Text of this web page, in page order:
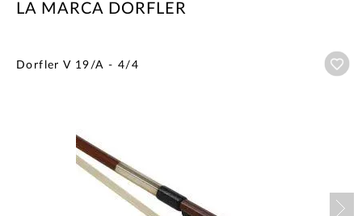
LA MARCA DORFLER
Dorfler V 19/A - 4/4